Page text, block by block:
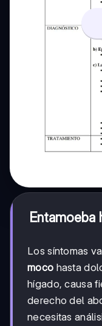
Los síntomas
moco hasta
hígado, causa
derecho del
necesitas